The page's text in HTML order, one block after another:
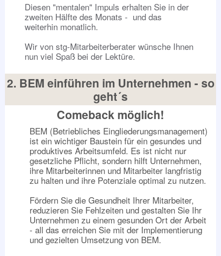
Diesen "mentalen" Impuls erhalten Sie in der
zweiten Hälfte des Monats - und das
weiterhin monatlich.
Wir von stg-Mitarbeiterberater wünsche Ihnen
nun viel Spaß bei der Lektüre.
2. BEM einführen im Unternehmen - so
geht´s
Comeback möglich!
BEM (Betriebliches Eingliederungsmanagement)
ist ein wichtiger Baustein für ein gesundes und
produktives Arbeitsumfeld. Es ist nicht nur
gesetzliche Pflicht, sondern hilft Unternehmen,
ihre Mitarbeiterinnen und Mitarbeiter langfristig
zu halten und ihre Potenziale optimal zu nutzen.
Fördern Sie die Gesundheit Ihrer Mitarbeiter,
reduzieren Sie Fehlzeiten und gestalten Sie Ihr
Unternehmen zu einem gesunden Ort der Arbeit
- all das erreichen Sie mit der Implementierung
und gezielten Umsetzung von BEM.